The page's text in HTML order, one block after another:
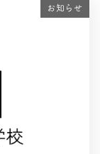
お知らせ